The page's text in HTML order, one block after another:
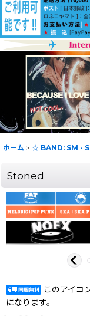
ホーム > ☆ BAND: SM -
Stoned
このアイコ
になります。